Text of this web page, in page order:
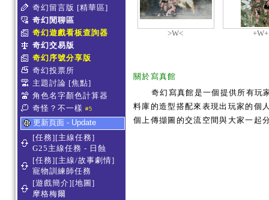
奇幻留言版 [精華區]
奇幻閒聊區
奇幻遊戲看板查詢器
奇幻交易版
奇幻序號分享版
奇幻投票所
主題討論 [焦點]
角色名字顏色計算器
奇怪？不一樣 #5
更新頁面 - Update
[任務][主線任務]
G25主線任務 - 日蝕
[任務][主線/故事劇情]
寵物訓練師任務
[遊戲簡介][地圖]
摩格梅爾
>W< +W+
關於寫真館
奇幻寫真館是一個提供所有玩
料庫的造型搭配來表現出玩家的個
個上傳擷圖的交流空間與大家一起